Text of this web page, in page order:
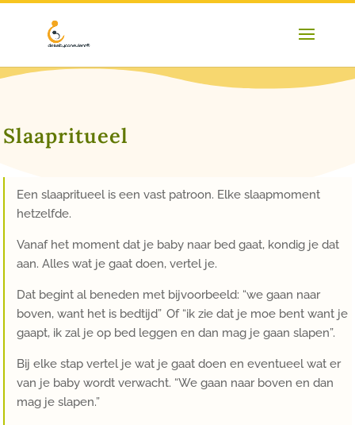
Slaapritueel
Een slaapritueel is een vast patroon. Elke slaapmoment
hetzelfde.
Vanaf het moment dat je baby naar bed gaat, kondig je dat
aan. Alles wat je gaat doen, vertel je.
Dat begint al beneden met bijvoorbeeld: “we gaan naar
boven, want het is bedtijd” Of “ik zie dat je moe bent want je
gaapt, ik zal je op bed leggen en dan mag je gaan slapen”.
Bij elke stap vertel je wat je gaat doen en eventueel wat er
van je baby wordt verwacht. “We gaan naar boven en dan
mag je slapen.”